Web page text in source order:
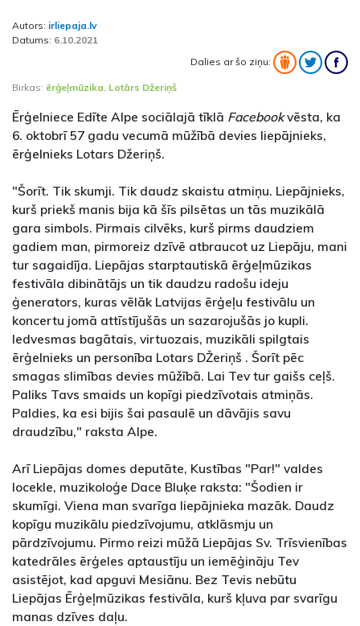
Autors: irliepaja.lv
Datums: 6.10.2021
Dalies ar šo ziņu:
Birkas: ērģeļmūzika, Lotārs Džeriņš
Ērģelniece Edīte Alpe sociālajā tīklā Facebookvēsta, ka
6. oktobrī 57 gadu vecumā mūžībā devies liepājnieks,
ērģelnieks Lotars Džeriņš.
"Šorīt. Tik skumji. Tik daudz skaistu atmiņu. Liepājnieks,
kurš priekš manis bija kā šīs pilsētas un tās muzikālā
gara simbols. Pirmais cilvēks, kurš pirms daudziem
gadiem man, pirmoreiz dzīvē atbraucot uz Liepāju, mani
tur sagaidīja. Liepājas starptautiskā ērģeļmūzikas
festivāla dibinātājs un tik daudzu radošu ideju
ģenerators, kuras vēlāk Latvijas ērģeļu festivālu un
koncertu jomā attīstījušās un sazarojušās jo kupli.
Iedvesmas bagātais, virtuozais, muzikāli spilgtais
ērģelnieks un personība Lotars DŽeriņš . Šorīt pēc
smagas slimības devies mūžībā. Lai Tev tur gaišs ceļš.
Paliks Tavs smaids un kopīgi piedzīvotais atmiņās.
Paldies, ka esi bijis šai pasaulē un dāvājis savu
draudzību," raksta Alpe.
Arī Liepājas domes deputāte, Kustības "Par!" valdes
locekle, muzikoloģe Dace Bluķe raksta: "Šodien ir
skumīgi. Viena man svarīga liepājnieka mazāk. Daudz
kopīgu muzikālu piedzīvojumu, atklāsmju un
pārdzīvojumu. Pirmo reizi mūžā Liepājas Sv. Trīsvienības
katedrāles ērģeles aptaustīju un iemēģināju Tev
asistējot, kad apguvi Mesiānu. Bez Tevis nebūtu
Liepājas Ērģeļmūzikas festivāla, kurš kļuva par svarīgu
manas dzīves daļu.